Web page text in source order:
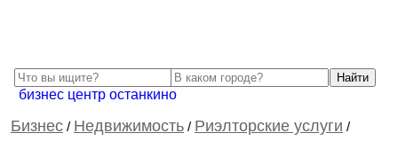
бизнес центр останкино
Бизнес / Недвижимость / Риэлторские услуги /